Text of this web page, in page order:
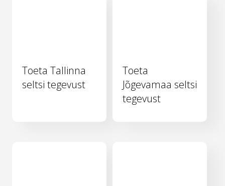
Toeta Tallinna
seltsi tegevust
Toeta
Jõgevamaa seltsi
tegevust